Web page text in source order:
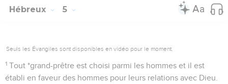
Hébreux 5
Seuls les Évangiles sont disponibles en vidéo pour le moment.
1 Tout *grand-prêtre est choisi parmi les hommes et il est
établi en faveur des hommes pour leurs relations avec Dieu.